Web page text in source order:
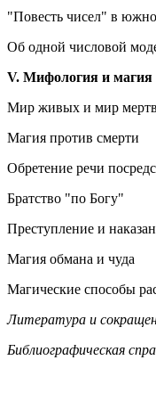
"Повесть чисел" в
Об одной числовой
V. Мифология и магия
Мир живых и мир
Магия против смерти
Обретение речи
Братство "по Богу"
Преступление и
Магия обмана и чуда
Магические способы
Литература и
Библиографическая